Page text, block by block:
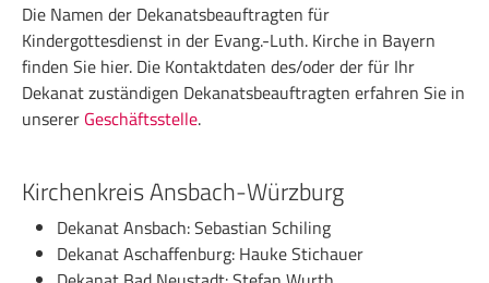
Die Namen der Dekanatsbeauftragten für
Kindergottesdienst in der Evang.-Luth. Kirche in Bayern
finden Sie hier. Die Kontaktdaten des/oder der für Ihr
Dekanat zuständigen Dekanatsbeauftragten erfahren Sie in
unserer Geschäftsstelle.
Kirchenkreis Ansbach-Würzburg
Dekanat Ansbach: Sebastian Schiling
Dekanat Aschaffenburg: Hauke Stichauer